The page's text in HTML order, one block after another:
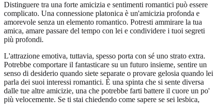
Distinguere tra una forte amicizia e sentimenti romantici può essere
complicato. Una connessione platonica è un'amicizia profonda e
amorevole senza un elemento romantico. Potresti ammirare la tua
amica, amare passare del tempo con lei e condividere i tuoi segreti
più profondi.
L'attrazione emotiva, tuttavia, spesso porta con sé uno strato extra.
Potrebbe comportare il fantasticare su un futuro insieme, sentire un
senso di desiderio quando siete separate o provare gelosia quando lei
parla dei suoi interessi romantici. È una spinta che si sente diversa
dalle tue altre amicizie, una che potrebbe farti battere il cuore un po'
più velocemente. Se ti stai chiedendo come sapere se sei lesbica,